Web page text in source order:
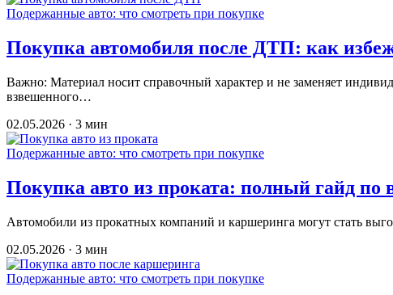
Подержанные авто: что смотреть при покупке
Покупка автомобиля после ДТП: как
Важно: Материал носит справочный характер и не заменяет
взвешенного…
02.05.2026 · 3 мин
Подержанные авто: что смотреть при покупке
Покупка авто из проката: полный гайд по
Автомобили из прокатных компаний и каршеринга могут стать
02.05.2026 · 3 мин
Подержанные авто: что смотреть при покупке